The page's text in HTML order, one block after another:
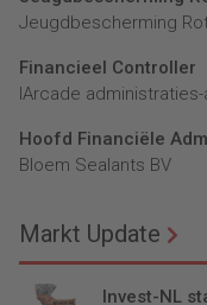
Jeugdbescherming
Financieel Controller
lArcade
Hoofd Financiële
Bloem Sealants BV
Markt Update
Invest-NL